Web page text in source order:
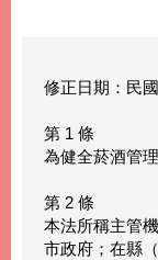
修正日期：民
第 1 條
為健全菸酒管
第 2 條
本法所稱主管
市政府；在縣